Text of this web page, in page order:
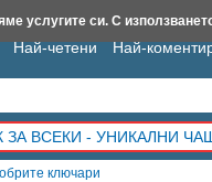
ключари
Най-четени Най-
ЗА ВСЕКИ - УНИКАЛНИ
BauBau.bg NewAge.bg
услугите си. С